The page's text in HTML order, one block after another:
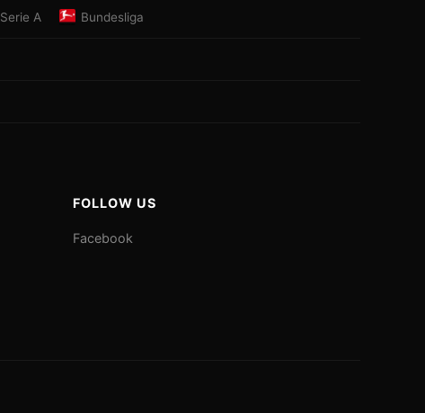
Serie A Bundesliga
FOLLOW US
Facebook